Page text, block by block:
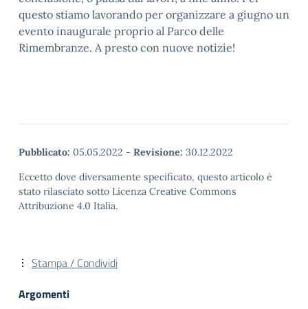
questo stiamo lavorando per organizzare a giugno un
evento inaugurale proprio al Parco delle
Rimembranze. A presto con nuove notizie!
Pubblicato: 05.05.2022 - Revisione: 30.12.2022
Eccetto dove diversamente specificato, questo articolo è
stato rilasciato sotto Licenza Creative Commons
Attribuzione 4.0 Italia.
Stampa / Condividi
Argomenti